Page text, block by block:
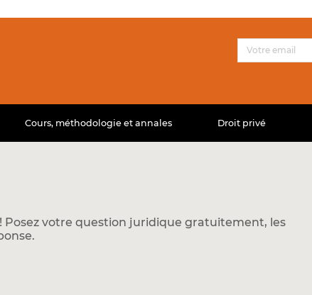
Cours, méthodologie et annales Droit privé
votre question juridique gratuitement, les